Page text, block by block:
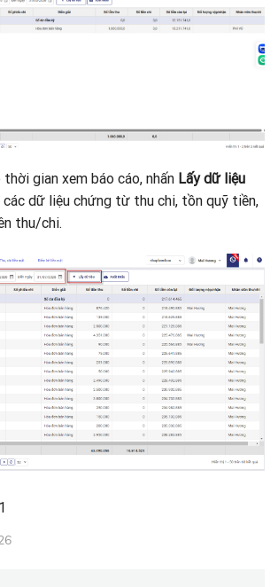
gian xem báo cáo, nhấn Lấy dữ liệu
các dữ liệu chứng từ thu chi, tồn quỹ tiền,
thu/chi.